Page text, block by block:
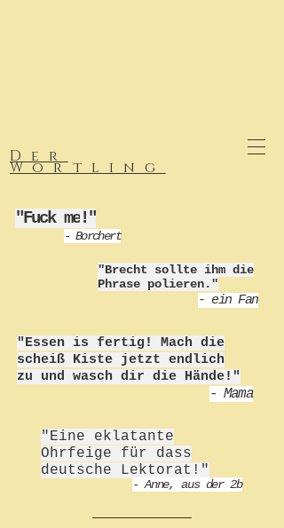
Der
Wortling
"Brecht sollte ihm die
Phrase polieren."
"Eine eklatante
Ohrfeige für dass
deutsche Lektorat!"
- Anne, aus der 2b
"Essen is fertig! Mach die
scheiß Kiste jetzt endlich
zu und wasch dir die Hände!"
- Mama
"Fuck me!"
- Borchert
- ein Fan